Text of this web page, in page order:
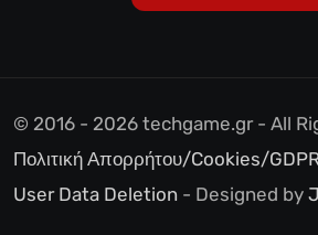
© 2016 - 2026 techgame.gr - All
Πολιτική Απορρήτου/Cookies/
User Data Deletion - Designed by